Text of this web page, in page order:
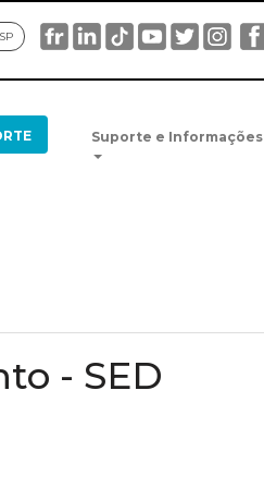
Suporte e Informações
- SED